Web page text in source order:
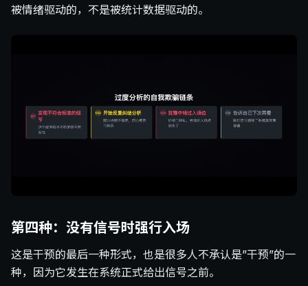
被情绪驱动的，不是被统计数据驱动的。
第四种：没有信号时强行入场
这是干预的最后一种形式，也是很多人不承认是”干预”的一
种，因为它发生在系统正式给出信号之前。